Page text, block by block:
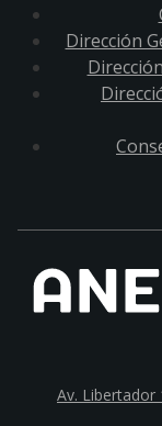
Dirección
Av. Libertador